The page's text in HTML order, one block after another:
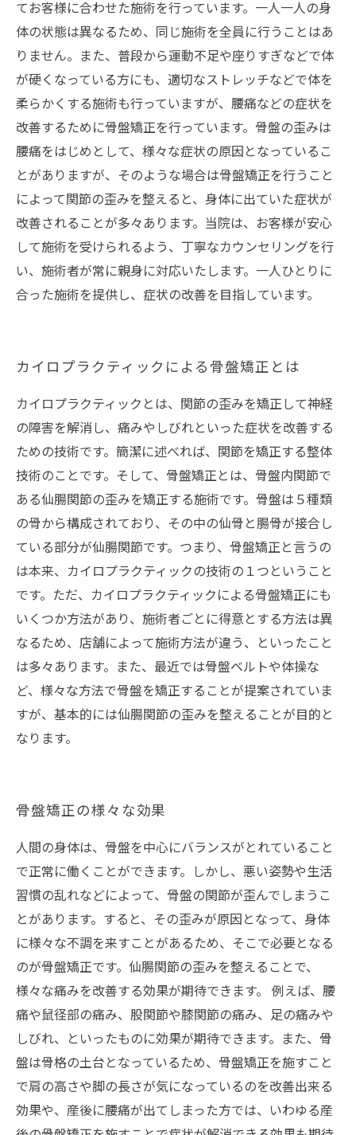
てお客様に合わせた施術を行っています。一人一人の身
体の状態は異なるため、同じ施術を全員に行うことはあ
りません。また、普段から運動不足や座りすぎなどで体
が硬くなっている方にも、適切なストレッチなどで体を
柔らかくする施術も行っていますが、腰痛などの症状を
改善するために骨盤矯正を行っています。骨盤の歪みは
腰痛をはじめとして、様々な症状の原因となっているこ
とがありますが、そのような場合は骨盤矯正を行うこと
によって関節の歪みを整えると、身体に出ていた症状が
改善されることが多々あります。当院は、お客様が安心
して施術を受けられるよう、丁寧なカウンセリングを行
い、施術者が常に親身に対応いたします。一人ひとりに
合った施術を提供し、症状の改善を目指しています。
カイロプラクティックによる骨盤矯正とは
カイロプラクティックとは、関節の歪みを矯正して神経
の障害を解消し、痛みやしびれといった症状を改善する
ための技術です。簡潔に述べれば、関節を矯正する整体
技術のことです。そして、骨盤矯正とは、骨盤内関節で
ある仙腸関節の歪みを矯正する施術です。骨盤は５種類
の骨から構成されており、その中の仙骨と腸骨が接合し
ている部分が仙腸関節です。つまり、骨盤矯正と言うの
は本来、カイロプラクティックの技術の１つということ
です。ただ、カイロプラクティックによる骨盤矯正にも
いくつか方法があり、施術者ごとに得意とする方法は異
なるため、店舗によって施術方法が違う、といったこと
は多々あります。また、最近では骨盤ベルトや体操な
ど、様々な方法で骨盤を矯正することが提案されていま
すが、基本的には仙腸関節の歪みを整えることが目的と
なります。
骨盤矯正の様々な効果
人間の身体は、骨盤を中心にバランスがとれていること
で正常に働くことができます。しかし、悪い姿勢や生活
習慣の乱れなどによって、骨盤の関節が歪んでしまうこ
とがあります。すると、その歪みが原因となって、身体
に様々な不調を来すことがあるため、そこで必要となる
のが骨盤矯正です。仙腸関節の歪みを整えることで、
様々な痛みを改善する効果が期待できます。 例えば、腰
痛や鼠径部の痛み、股関節や膝関節の痛み、足の痛みや
しびれ、といったものに効果が期待できます。また、骨
盤は骨格の土台となっているため、骨盤矯正を施すこと
で肩の高さや脚の長さが気になっているのを改善出来る
効果や、産後に腰痛が出てしまった方では、いわゆる産